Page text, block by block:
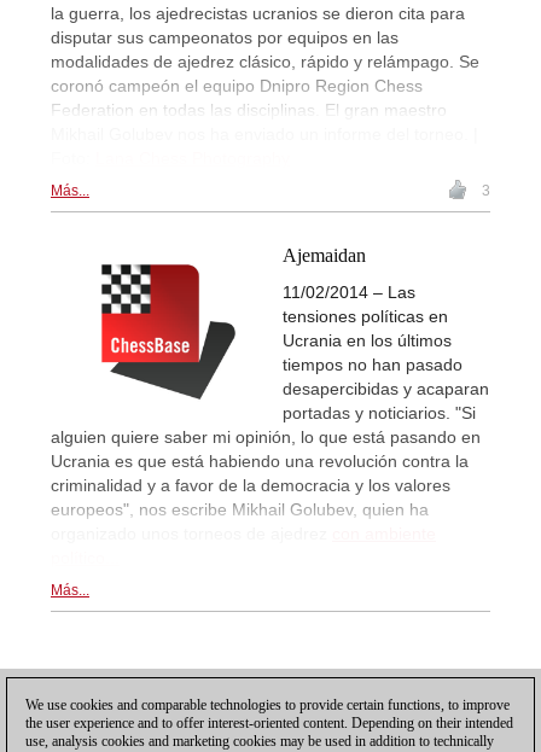
la guerra, los ajedrecistas ucranios se dieron cita para
disputar sus campeonatos por equipos en las
modalidades de ajedrez clásico, rápido y relámpago. Se
coronó campeón el equipo Dnipro Region Chess
Federation en todas las disciplinas. El gran maestro
Más... 3
Ajemaidan
11/02/2014 – Las
tensiones políticas en
Ucrania en los últimos
tiempos no han pasado
desapercibidas y acaparan
portadas y noticiarios. "Si
alguien quiere saber mi opinión, lo que está pasando en
Ucrania es que está habiendo una revolución contra la
criminalidad y a favor de la democracia y los valores
europeos", nos escribe Mikhail Golubev, quien ha
Más...
Posting: 3 - 4
Desplácese hacia abajo para recargar más
We use cookies and comparable technologies to provide certain functions, to improve
the user experience and to offer interest-oriented content. Depending on their intended
use, analysis cookies and marketing cookies may be used in addition to technically